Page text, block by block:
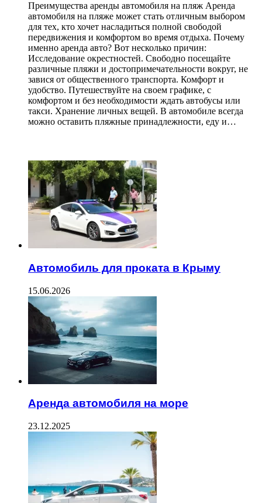
Преимущества аренды автомобиля на пляж Аренда
автомобиля на пляже может стать отличным выбором
для тех, кто хочет насладиться полной свободой
передвижения и комфортом во время отдыха. Почему
именно аренда авто? Вот несколько причин:
Исследование окрестностей. Свободно посещайте
различные пляжи и достопримечательности вокруг, не
завися от общественного транспорта. Комфорт и
удобство. Путешествуйте на своем графике, с
комфортом и без необходимости ждать автобусы или
такси. Хранение личных вещей. В автомобиле всегда
можно оставить пляжные принадлежности, еду и…
Автомобиль для проката в Крыму
15.06.2026
Аренда автомобиля на море
23.12.2025